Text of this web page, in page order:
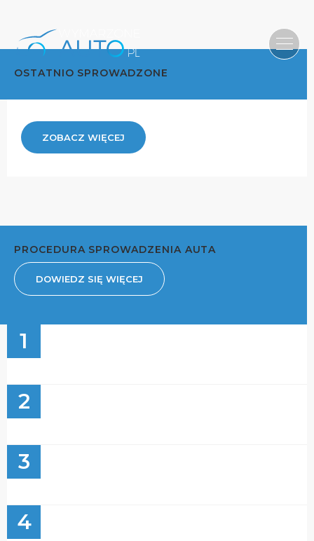
OSTATNIO SPROWADZONE
ZOBACZ WIĘCEJ
PROCEDURA SPROWADZENIA AUTA
DOWIEDZ SIĘ WIĘCEJ
1
2
3
4